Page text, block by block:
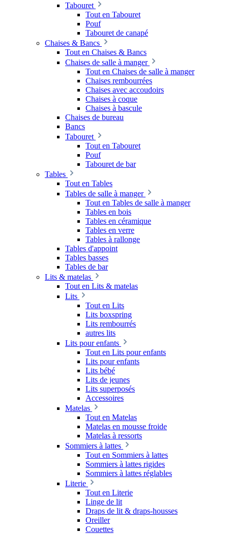
Tabouret
Tout en Tabouret
Pouf
Tabouret de canapé
Chaises & Bancs
Tout en Chaises & Bancs
Chaises de salle à manger
Tout en Chaises de salle à manger
Chaises rembourrées
Chaises avec accoudoirs
Chaises à coque
Chaises à bascule
Chaises de bureau
Bancs
Tabouret
Tout en Tabouret
Pouf
Tabouret de bar
Tables
Tout en Tables
Tables de salle à manger
Tout en Tables de salle à manger
Tables en bois
Tables en céramique
Tables en verre
Tables à rallonge
Tables d'appoint
Tables basses
Tables de bar
Lits & matelas
Tout en Lits & matelas
Lits
Tout en Lits
Lits boxspring
Lits rembourrés
autres lits
Lits pour enfants
Tout en Lits pour enfants
Lits pour enfants
Lits bébé
Lits de jeunes
Lits superposés
Accessoires
Matelas
Tout en Matelas
Matelas en mousse froide
Matelas à ressorts
Sommiers à lattes
Tout en Sommiers à lattes
Sommiers à lattes rigides
Sommiers à lattes réglables
Literie
Tout en Literie
Linge de lit
Draps de lit & draps-housses
Oreiller
Couettes